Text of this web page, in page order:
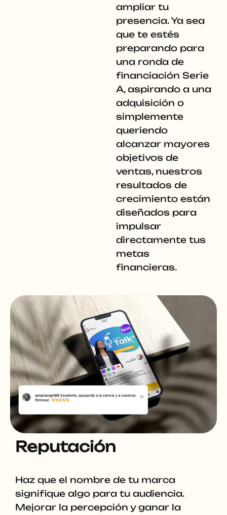
ampliar tu
presencia. Ya sea
que te estés
preparando para
una ronda de
financiación Serie
A, aspirando a una
adquisición o
simplemente
queriendo
alcanzar mayores
objetivos de
ventas, nuestros
resultados de
crecimiento están
diseñados para
impulsar
directamente tus
metas
financieras.
Reputación
Haz que el nombre de tu marca
signifique algo para tu audiencia.
Mejorar la percepción y ganar la